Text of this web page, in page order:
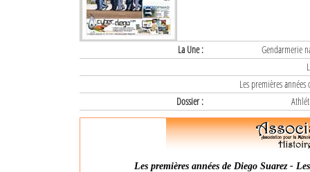
La Une :
Gendarmerie
Les premières
Dossier :
Les premières années de Diego Suarez -